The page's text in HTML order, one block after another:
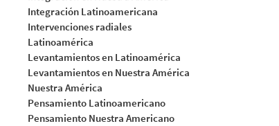
Integración Latinoamericana
Intervenciones radiales
Latinoamérica
Levantamientos en Latinoamérica
Levantamientos en Nuestra América
Nuestra América
Pensamiento Latinoamericano
Pensamiento Nuestra Americano